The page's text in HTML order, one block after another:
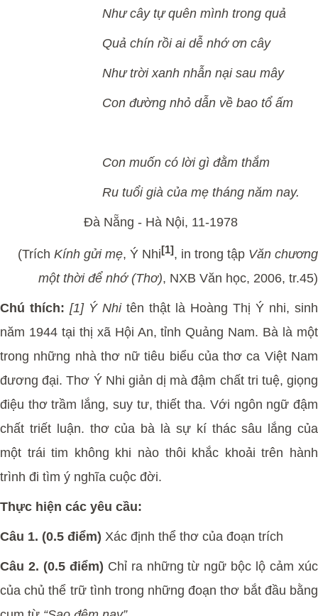
Như cây tự quên mình trong quả
Quả chín rồi ai dễ nhớ ơn cây
Như trời xanh nhẫn nại sau mây
Con đường nhỏ dẫn về bao tổ ấm
Con muốn có lời gì đằm thắm
Ru tuổi già của mẹ tháng năm nay.
Đà Nẵng - Hà Nội, 11-1978
(Trích Kính gửi mẹ, Ý Nhi[1], in trong tập Văn chương
một thời để nhớ (Thơ), NXB Văn học, 2006, tr.45)
Chú thích: [1] Ý Nhitên thật là Hoàng Thị Ý nhi, sinh
năm 1944 tại thị xã Hội An, tỉnh Quảng Nam. Bà là một
trong những nhà thơ nữ tiêu biểu của thơ ca Việt Nam
đương đại. Thơ Ý Nhi giản dị mà đậm chất tri tuệ, giọng
điệu thơ trầm lắng, suy tư, thiết tha. Với ngôn ngữ đậm
chất triết luận. thơ của bà là sự kí thác sâu lắng của
một trái tim không khi nào thôi khắc khoải trên hành
trình đi tìm ý nghĩa cuộc đời.
Thực hiện các yêu cầu:
Câu 1. (0.5 điểm) Xác định thể thơ của đoạn trích
Câu 2. (0.5 điểm) Chỉ ra những từ ngữ bộc lộ cảm xúc
của chủ thể trữ tình trong những đoạn thơ bắt đầu bằng